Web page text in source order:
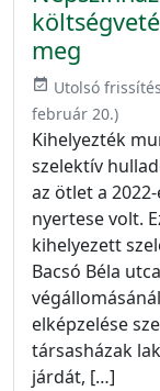
meg
event_available Utolsó
február 20.)
Kihelyezték
szelektív
az ötlet a
nyertese volt.
kihelyezett
Bacsó Béla
elképzelése
társasházak
járdát, […]